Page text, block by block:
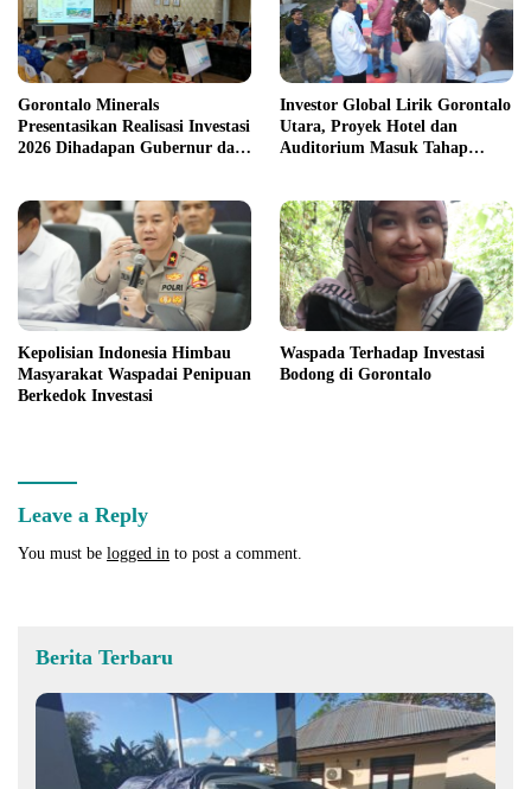
Gorontalo Minerals
Presentasikan Realisasi Investasi
2026 Dihadapan Gubernur dan
Investor Global Lirik Gorontalo
Utara, Proyek Hotel dan
Auditorium Masuk Tahap
Kepolisian Indonesia Himbau
Masyarakat Waspadai Penipuan
Berkedok Investasi
Waspada Terhadap Investasi
Bodong di Gorontalo
Leave a Reply
You must be logged in to post a comment.
Berita Terbaru